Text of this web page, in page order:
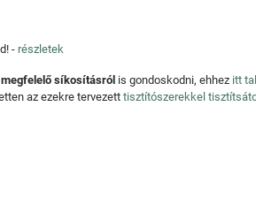
- részletek
megfelelő síkosításról is gondoskodni, ehhez itt
az ezekre tervezett tisztítószerekkel